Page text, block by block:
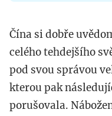
Čína si dobře
celého tehdejšího
pod svou správou
kterou pak
porušovala.